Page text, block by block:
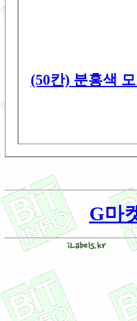
(50칸) 분홍색
G마